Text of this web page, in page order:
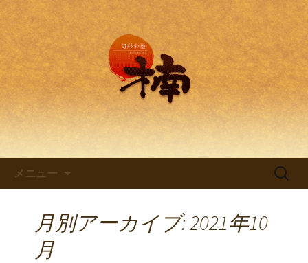
兵庫・西明石の創作和食料理
「旬彩和遊 楠～くすのき～」
兵庫・西明石の創作和食料理 旬彩和
遊 楠。
メニュー
検
月別アーカイブ: 2021年10
月